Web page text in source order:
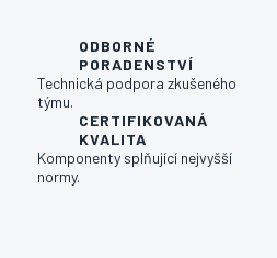
ODBORNÉ
PORADENSTVÍ
Technická podpora zkušeného
týmu.
CERTIFIKOVANÁ
KVALITA
Komponenty splňující nejvyšší
normy.